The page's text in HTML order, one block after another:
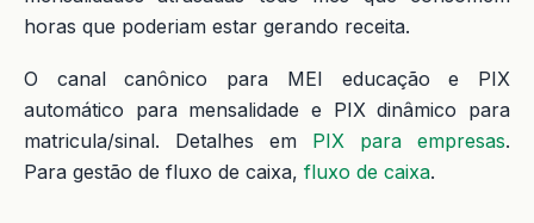
horas que poderiam estar gerando receita.
O canal canônico para MEI educação e PIX
automático para mensalidade e PIX dinâmico para
matricula/sinal. Detalhes em PIX para empresas.
Para gestão de fluxo de caixa, fluxo de caixa.